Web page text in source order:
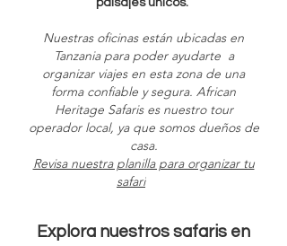
paisajes únicos.
Nuestras oficinas están ubicadas en
Tanzania para poder ayudarte a
organizar viajes en esta zona de una
forma confiable y segura. African
Heritage Safaris es nuestro tour
operador local, ya que somos dueños de
casa.
Revisa nuestra planilla para organizar tu
safariRe
Explora nuestros safaris en